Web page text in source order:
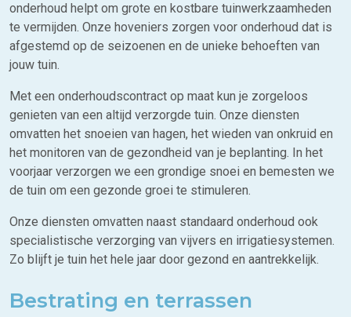
onderhoud helpt om grote en kostbare tuinwerkzaamheden
te vermijden. Onze hoveniers zorgen voor onderhoud dat is
afgestemd op de seizoenen en de unieke behoeften van
jouw tuin.
Met een onderhoudscontract op maat kun je zorgeloos
genieten van een altijd verzorgde tuin. Onze diensten
omvatten het snoeien van hagen, het wieden van onkruid en
het monitoren van de gezondheid van je beplanting. In het
voorjaar verzorgen we een grondige snoei en bemesten we
de tuin om een gezonde groei te stimuleren.
Onze diensten omvatten naast standaard onderhoud ook
specialistische verzorging van vijvers en irrigatiesystemen.
Zo blijft je tuin het hele jaar door gezond en aantrekkelijk.
Bestrating en terrassen